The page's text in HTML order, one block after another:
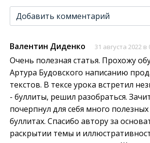
Добавить комментарий
Валентин Диденко 31 августа 2022 в
Очень полезная статья. Прохожу
Артура Будовского написанию
текстов. В тексе урока встретил
- буллиты, решил разобраться.
почерпнул для себя много
буллитах. Спасибо автору за
раскрытии темы и